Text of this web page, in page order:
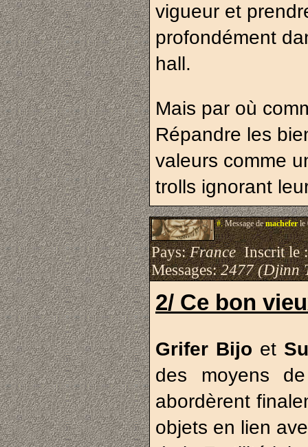
vigueur et
profondément
hall.
Mais par où
Répandre les
valeurs comme
trolls ignorant
#.Message demacheferle
Pays:FranceInscrit le
Messages:2477 (Djinn
2/ Ce bon
Grifer Bijo et
des moyens
abordèrent
objets en lien